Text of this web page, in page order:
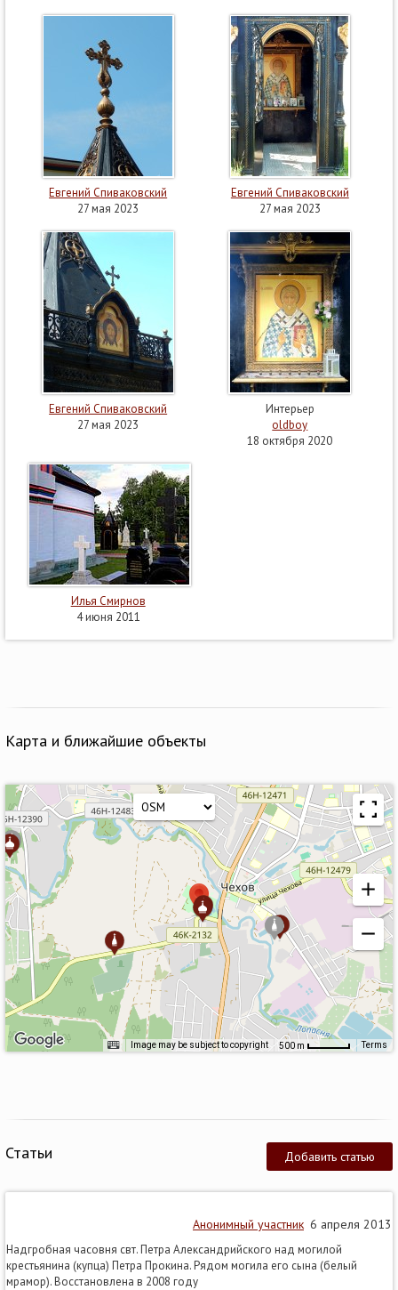
Евгений Спиваковский
27 мая 2023
Евгений Спиваковский
27 мая 2023
Евгений Спиваковский
27 мая 2023
Интерьер
oldboy
18 октября 2020
Илья Смирнов
4 июня 2011
Карта и ближайшие объекты
Image may be subject to copyright 500 m Terms
Добавить статью
Статьи
Анонимный участник 6 апреля 2013
Надгробная часовня свт. Петра Александрийского над могилой
крестьянина (купца) Петра Прокина. Рядом могила его сына (белый
мрамор). Восстановлена в 2008 году